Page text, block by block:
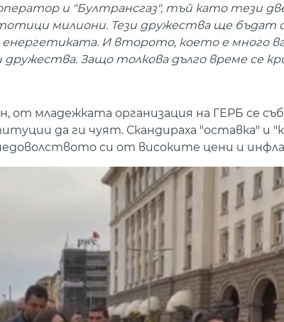
и "Бултрансгаз", тъй като тези
милиони. Тези дружества ще бъдат
И второто, което е много
Защо толкова дълго време се
младежката организация на ГЕРБ се
да ги чуят. Скандираха "оставка" и
си от високите цени и